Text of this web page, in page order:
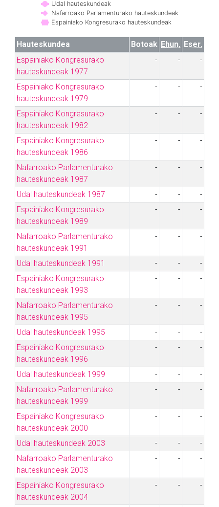
Udal hauteskundeak
Nafarroako Parlamenturako hauteskundeak
Espainiako Kongresurako hauteskundeak
Hauteskundea Botoak Ehun. Eser.
Espainiako Kongresurako
hauteskundeak 1977
- - -
Espainiako Kongresurako
hauteskundeak 1979
- - -
Espainiako Kongresurako
hauteskundeak 1982
- - -
Espainiako Kongresurako
hauteskundeak 1986
- - -
Nafarroako Parlamenturako
hauteskundeak 1987
- - -
Udal hauteskundeak 1987 - -
-
Espainiako Kongresurako
hauteskundeak 1989
- - -
Nafarroako Parlamenturako
hauteskundeak 1991
- - -
Udal hauteskundeak 1991 - -
-
Espainiako Kongresurako
hauteskundeak 1993
- - -
Nafarroako Parlamenturako
hauteskundeak 1995
- - -
Udal hauteskundeak 1995 - -
-
Espainiako Kongresurako
hauteskundeak 1996
- - -
Udal hauteskundeak 1999 - -
-
Nafarroako Parlamenturako
hauteskundeak 1999
- - -
Espainiako Kongresurako
hauteskundeak 2000
- - -
Udal hauteskundeak 2003 - -
-
Nafarroako Parlamenturako
hauteskundeak 2003
- - -
Espainiako Kongresurako
hauteskundeak 2004
- - -